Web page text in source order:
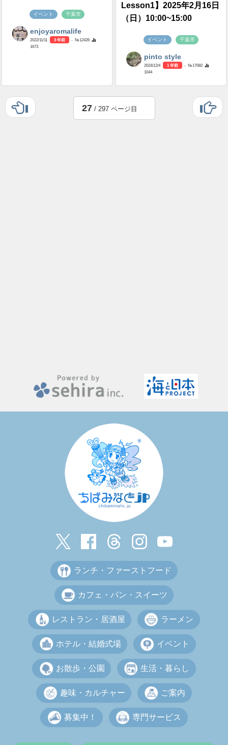
イベント 千葉市
enjoyaromalife
2022/11/11 3 年前
- №12426
1673
Lesson1】2025年2月16日
（日）10:00~15:00
イベント 千葉市
pinto style
2024/12/4 1 年前
- №17082
1044
27 / 297 ページ目
ランチ・ファーストフード
カフェ・パン・スイーツ
レストラン・居酒屋 ラーメン
ホテル・結婚式場 イベント
お散歩・公園 生活・暮らし
趣味・カルチャー ご案内
募集中！ 専門サービス